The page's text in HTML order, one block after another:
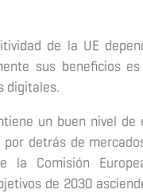
de la UE
sus beneficios
digitales.
un buen nivel
detrás de
la Comisión
de 2030